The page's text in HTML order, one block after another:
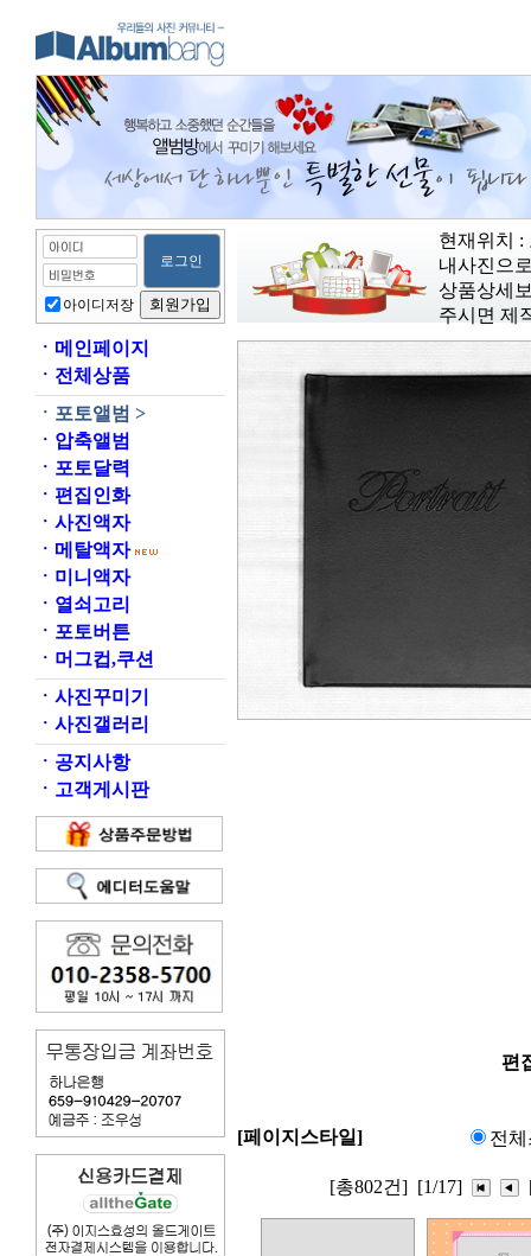
아이디저장
ㆍ 메인페이지
ㆍ 전체상품
ㆍ 포토앨범 >
ㆍ 압축앨범
ㆍ 포토달력
ㆍ 편집인화
ㆍ 사진액자
ㆍ 메탈액자
ㆍ 미니액자
ㆍ 열쇠고리
ㆍ 포토버튼
ㆍ 머그컵,쿠션
ㆍ 사진꾸미기
ㆍ 사진갤러리
ㆍ 공지사항
ㆍ 고객게시판
현재위치 :
내사진으
상품상세
주시면 제
편
[페이지스타일] 전
[총802건] [1/17]